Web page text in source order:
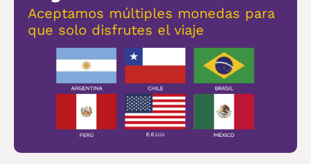
Aceptamos múltiples monedas para
que solo disfrutes el viaje